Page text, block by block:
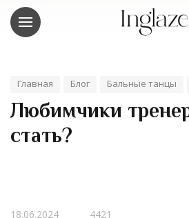
Главная Блог Бальные танцы
Любимчики
стать?
18.06.2024 4421